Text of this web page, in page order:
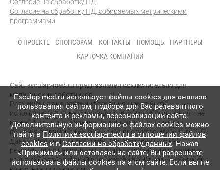
Согласие на обработку ПД
Согласие на обработку ПД, собираемых метрическими
программами
О ПРОЕКТЕ СПОНСОРАМ КОНТАКТЫ ПОМОЩЬ
ПАРТНЕРЫ
КАРТОЧКА КОМПАНИИ
Сайт esculap-med.ru предназначен исключительно для
медицинских работников.
Размещенная на сайте информация может быть
использована только специалистами здравоохранения и не
может быть использована пациентами для принятия
решения о применении каких-либо продуктов или услуг.
Данная информация не может рассматриваться как
рекомендация пациентам по диагностированию и лечению
каких-либо заболеваний и не может служить заменой очной
Esculap-med.ru использует файлы сookies для анализа
пользования сайтом, подбора для Вас релевантного
контента и рекламы, персонализации сайта.
Дополнительную информацию о файлах cookies можно
найти вПолитике esculap-med.ru в отношении файлов
cookiesи вСогласии на обработку данных. Нажав
«Принимаю» или оставаясь на сайте, Вы разрешаете
использовать файлы cookies на этом сайте. Если вы не